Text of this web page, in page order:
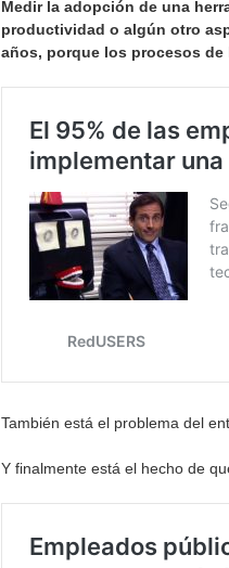
Medir la adopción de una
productividad o algún otro
años, porque los procesos
También está el problema del
Y finalmente está el hecho de